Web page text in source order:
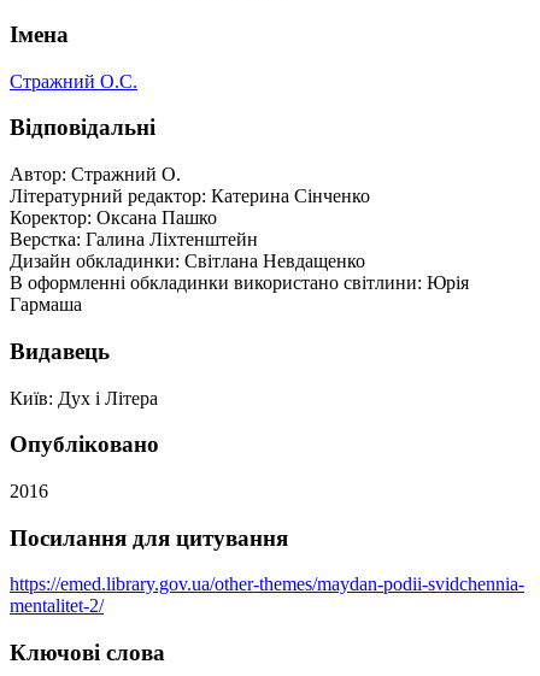
Імена
Стражний О.С.
Відповідальні
Автор: Стражний О.
Літературний редактор: Катерина Сінченко
Коректор: Оксана Пашко
Верстка: Галина Ліхтенштейн
Дизайн обкладинки: Світлана Невдащенко
В оформленні обкладинки використано світлини: Юрія
Гармаша
Видавець
Київ: Дух і Літера
Опубліковано
2016
Посилання для цитування
https://emed.library.gov.ua/other-themes/maydan-podii-svidchennia-
mentalitet-2/
Ключові слова